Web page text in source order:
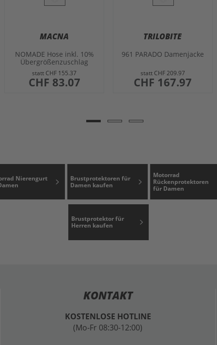
MACNA
NOMADE Hose inkl. 10%
Übergrößenzuschlag
schwarz 4XL
statt CHF 155.37
sonderangebot
CHF 83.07
TRILOBITE
961 PARADO Damenjacke
statt CHF 209.97
sonderangebot
CHF 167.97
Nierengurt
Brustprotektoren für
Damen kaufen
Motorrad
Rückenprotektoren
für Damen
Brustprotektor für
Herren kaufen
KONTAKT
KOSTENLOSE HOTLINE
(Mo-Fr 08:30-12:00)